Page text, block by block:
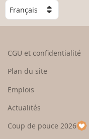
C
h
o
e
u
p
CGU et confidentialité
Plan du site
Emplois
Actualités
Coup de pouce 2026